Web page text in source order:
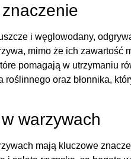
i węglowodany,
mimo że ich zawartość
pomagają w utrzymaniu
roślinnego oraz błonnika,
warzywach
mają kluczowe